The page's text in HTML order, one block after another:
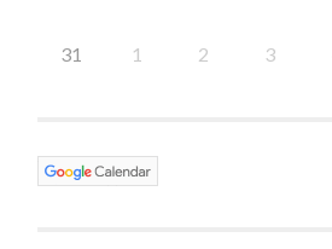
31 1 2 3